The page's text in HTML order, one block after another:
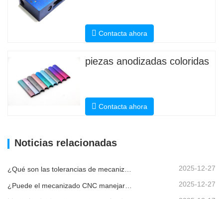
Contacta ahora
piezas anodizadas coloridas
Contacta ahora
Noticias relacionadas
¿Qué son las tolerancias de mecanizado CNC y por qué son importantes? 2025-12-27
2025-12-27